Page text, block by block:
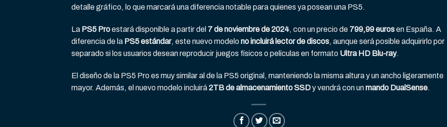
detalle gráfico, lo que marcará una diferencia notable para quienes ya posean una PS5.
La PS5 Proestará disponible a partir del 7 de noviembre de 2024, con un precio de 799,99 eurosen España. A
diferencia de la PS5 estándar, este nuevo modelono incluirá lector de discos, aunque será posible adquirirlo por
separado si los usuarios desean reproducir juegos físicos o películas en formato Ultra HD Blu-ray.
El diseño de la PS5 Pro es muy similar al de la PS5 original, manteniendo la misma altura y un ancho ligeramente
mayor. Además, el nuevo modelo incluirá2TB de almacenamiento SSDy vendrá con unmando DualSense.